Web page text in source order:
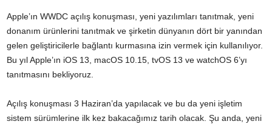
Apple’ın WWDC açılış konuşması, yeni yazılımları tanıtmak, yeni
donanım ürünlerini tanıtmak ve şirketin dünyanın dört bir yanından
gelen geliştiricilerle bağlantı kurmasına izin vermek için kullanılıyor.
Bu yıl Apple’ın iOS 13, macOS 10.15, tvOS 13 ve watchOS 6’yı
tanıtmasını bekliyoruz.
Açılış konuşması 3 Haziran’da yapılacak ve bu da yeni işletim
sistem sürümlerine ilk kez bakacağımız tarih olacak. Şu anda, yeni